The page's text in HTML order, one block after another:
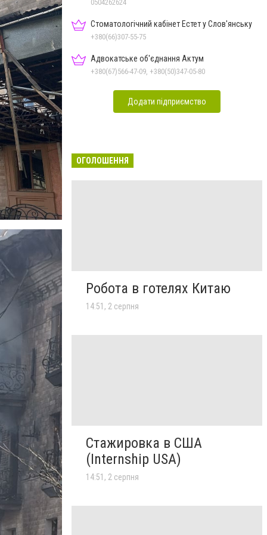
0504262624
Стоматологічний кабінет Естет у Слов'янську
+380(66)307-55-75
Адвокатське об'єднання Актум
+380(67)566-47-09, +380(50)347-05-80
Додати підприємство
ОГОЛОШЕННЯ
Робота в готелях Китаю
14:51, 2 серпня
Стажировка в США
(Internship USA)
14:51, 2 серпня